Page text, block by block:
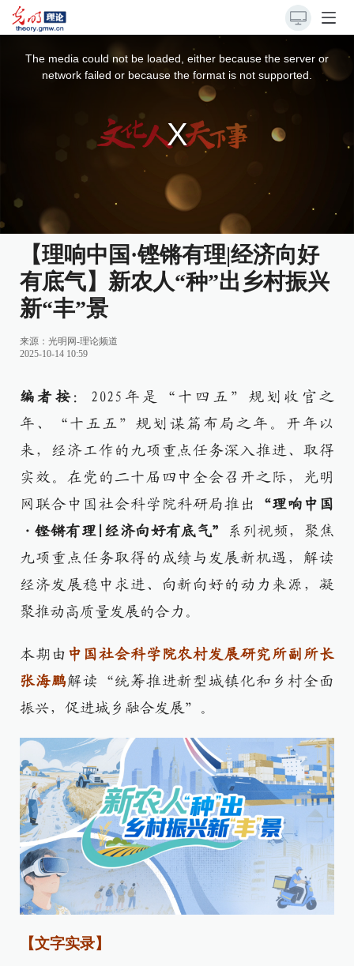
The media could not be loaded, either because the server or
network failed or because the format is not supported.
【理响中国·铿锵有理|经济向好
有底气】新农人“种”出乡村振兴
新“丰”景
来源： 光明网-理论频道
2025-10-14 10:59
编者按 ：2025年是“十四五”规划收官之
年、“十五五”规划谋篇布局之年。开年以
来，经济工作的九项重点任务深入推进、取得
实效。在党的二十届四中全会召开之际，光明
网联合中国社会科学院科研局推出
“理响中国
·铿锵有理|经济向好有底气”
系列视频，聚焦
九项重点任务取得的成绩与发展新机遇，解读
经济发展稳中求进、向新向好的动力来源，凝
聚推动高质量发展的合力。
本期由 中国社会科学院农村发展研究所副所长
张海鹏解读“统筹推进新型城镇化和乡村全面
振兴，促进城乡融合发展”。
【文字实录】